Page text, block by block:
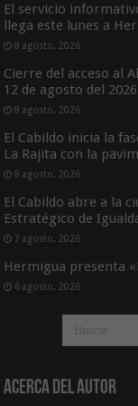
El servicio
llega este lunes a
8 agosto, 2026
Cierre del acceso al
12 de agosto del 2026
8 agosto, 2026
El Cabildo inicia la
La Rajita con la
8 agosto, 2026
El Cabildo abre a la
Estratégico de
7 agosto, 2026
Hermigua presenta
6 agosto, 2026
Acerca del Autor